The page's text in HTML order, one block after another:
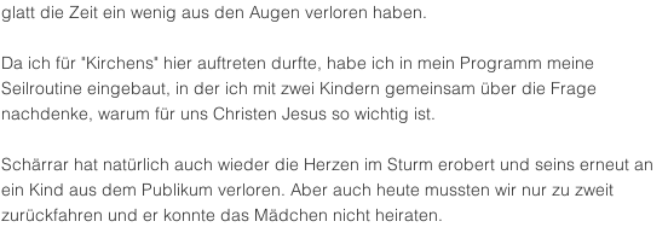
glatt die Zeit ein wenig aus den Augen verloren haben.
Da ich für "Kirchens" hier auftreten durfte, habe ich in mein Programm meine
Seilroutine eingebaut, in der ich mit zwei Kindern gemeinsam über die Frage
nachdenke, warum für uns Christen Jesus so wichtig ist.
Schärrar hat natürlich auch wieder die Herzen im Sturm erobert und seins erneut an
ein Kind aus dem Publikum verloren. Aber auch heute mussten wir nur zu zweit
zurückfahren und er konnte das Mädchen nicht heiraten.